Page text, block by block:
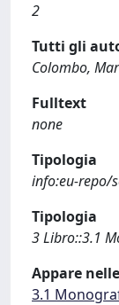
2
Tutti gli
Colombo,
Fulltext
none
Tipologia
info:eu-repo/
Tipologia
3 Libro::3.1
Appare
3.1